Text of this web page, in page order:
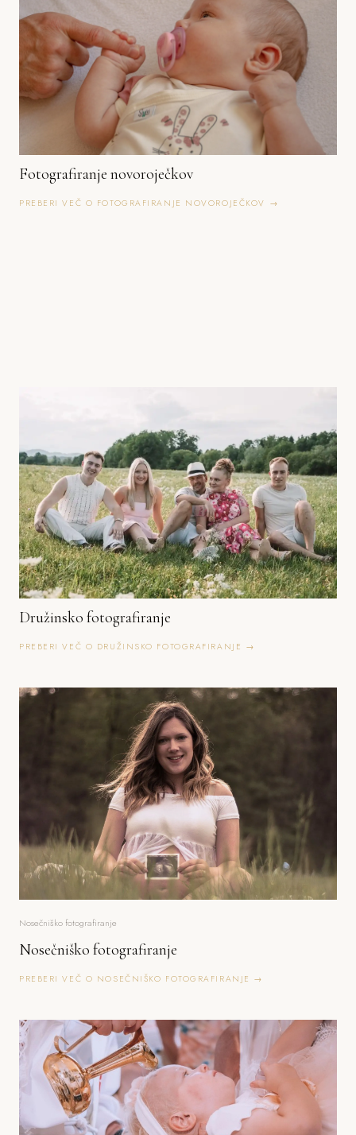
Fotografiranje novoroječkov
PREBERI VEČ O FOTOGRAFIRANJE NOVOROJEČKOV →
Družinsko fotografiranje
PREBERI VEČ O DRUŽINSKO FOTOGRAFIRANJE →
Nosečniško fotografiranje
Nosečniško fotografiranje
PREBERI VEČ O NOSEČNIŠKO FOTOGRAFIRANJE →